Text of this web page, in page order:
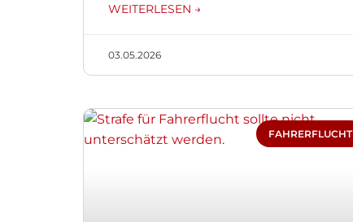
WEITERLESEN →
03.05.2026
FAHRERFLUCHT